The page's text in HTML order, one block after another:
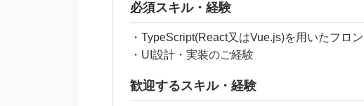
必須スキル・経験
・TypeScript(React又はVue.js)を用いたフロ
・UI設計・実装のご経験
歓迎するスキル・経験